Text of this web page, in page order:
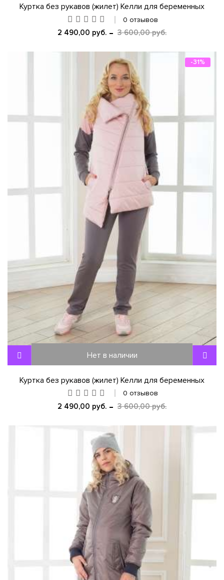
Куртка без рукавов (жилет) Келли для беременных
0 отзывов
2 490,00 руб. 3 600,00 руб.
-31%
Нет в наличии
Куртка без рукавов (жилет) Келли для беременных
0 отзывов
2 490,00 руб. 3 600,00 руб.